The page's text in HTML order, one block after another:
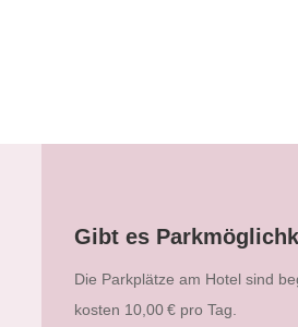
Gibt es
Die Parkplätze am Hotel sind
kosten 10,00 € pro Tag.